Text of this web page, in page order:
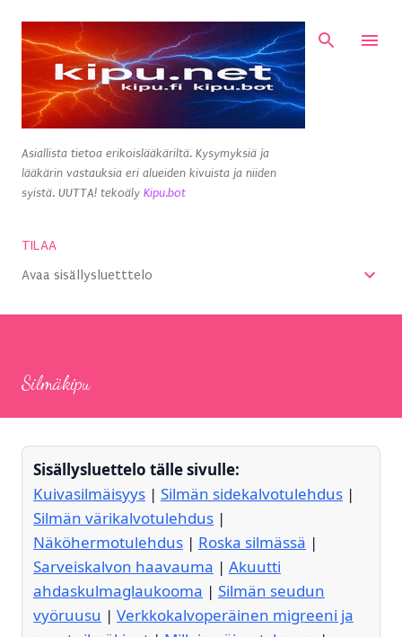
Siirry pääsisältöön
Asiallista tietoa erikoislääkäriltä. Kysymyksiä ja
lääkärin vastauksia eri alueiden kivuista ja niiden
syistä. UUTTA! tekoäly Kipu.bot
TILAA
Avaa sisällysluetttelo
Silmäkipu
Sisällysluettelo tälle sivulle:
Kuivasilmäisyys | Silmän sidekalvotulehdus |
Silmän värikalvotulehdus |
Näköhermotulehdus | Roska silmässä |
Sarveiskalvon haavauma | Akuutti
ahdaskulmaglaukooma | Silmän seudun
vyöruusu | Verkkokalvoperäinen migreeni ja